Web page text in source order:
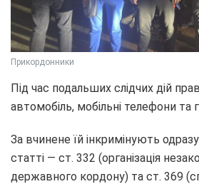
Прикордонники
Під час подальших слідчих дій
автомобіль, мобільні телефони та
За вчинене їй інкримінують
статті — ст. 332 (організація
державного кордону) та ст. 369